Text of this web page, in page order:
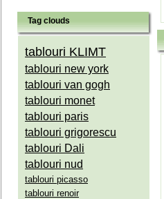
Tag clouds
tablouri KLIMT
tablouri new york
tablouri van gogh
tablouri monet
tablouri paris
tablouri grigorescu
tablouri Dali
tablouri nud
tablouri picasso
tablouri renoir